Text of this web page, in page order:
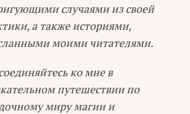
случаями из своей
а также историями,
моими читателями.
ко мне в
путешествии по
миру магии и